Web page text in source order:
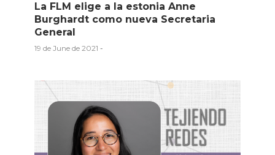
La FLM elige a la estonia Anne
Burghardt como nueva Secretaria
General
19 de June de 2021 -